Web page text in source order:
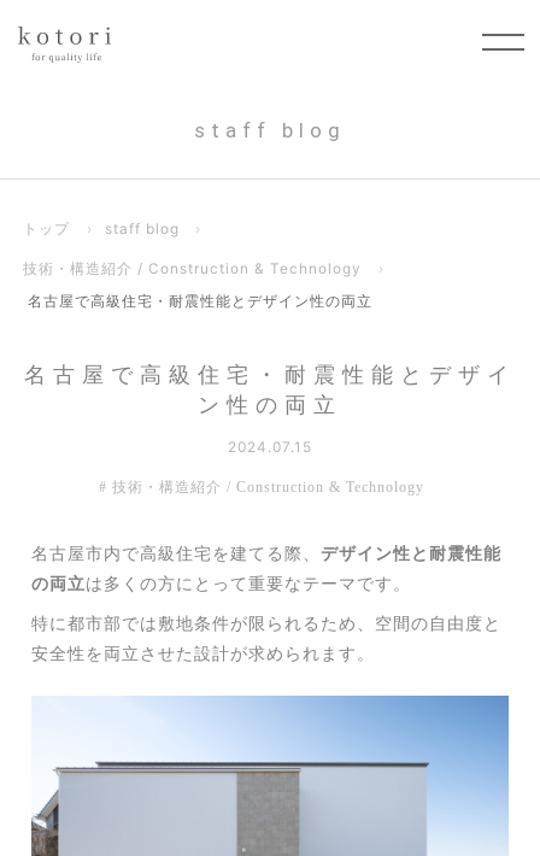
staff blog
トップ › staff blog ›
技術・構造紹介 / Construction & Technology
›
名古屋で高級住宅・耐震性能とデザイン性の両立
名古屋で高級住宅・耐震性能とデザイ
ン性の両立
2024.07.15
技術・構造紹介 / Construction & Technology
名古屋市内で高級住宅を建てる際、 デザイン性と耐震性能
の両立 は多くの方にとって重要なテーマです。
特に都市部では敷地条件が限られるため、空間の自由度と
安全性を両立させた設計が求められます。